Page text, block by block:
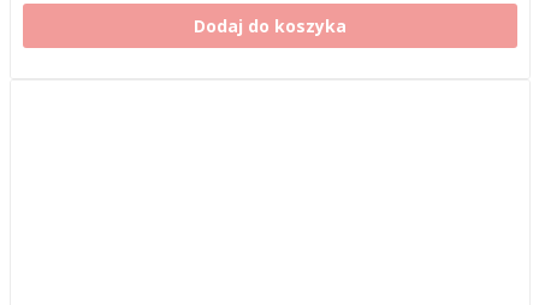
Dodaj do koszyka